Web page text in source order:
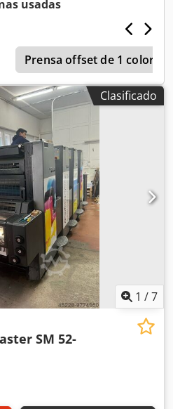
muy buenas
usadas
Prensa offset de 1 color
Clasificado
1 /7
SM 52-